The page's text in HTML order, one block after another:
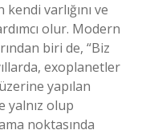
varlığını ve
olur. Modern
biri de, “Biz
exoplanetler
yapılan
yalnız olup
noktasında